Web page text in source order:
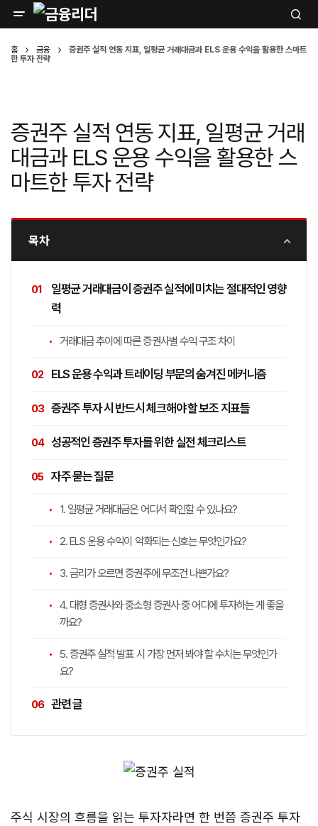
홈 금융
증권주 실적 연동 지표, 일평균 거래대금과 ELS 운용 수익을 활용한 스마트
한 투자 전략
증권주 실적 연동 지표, 일평균 거래
대금과 ELS 운용 수익을 활용한 스
마트한 투자 전략
목차
일평균 거래대금이 증권주 실적에 미치는 절대적인 영향
력
거래대금 추이에 따른 증권사별 수익 구조 차이
ELS 운용 수익과 트레이딩 부문의 숨겨진 메커니즘
증권주 투자 시 반드시 체크해야 할 보조 지표들
성공적인 증권주 투자를 위한 실전 체크리스트
자주 묻는 질문
1. 일평균 거래대금은 어디서 확인할 수 있나요?
2. ELS 운용 수익이 악화되는 신호는 무엇인가요?
3. 금리가 오르면 증권주에 무조건 나쁜가요?
4. 대형 증권사와 중소형 증권사 중 어디에 투자하는 게 좋을
까요?
5. 증권주 실적 발표 시 가장 먼저 봐야 할 수치는 무엇인가
요?
관련 글
주식 시장의 흐름을 읽는 투자자라면 한 번쯤 증권주 투자